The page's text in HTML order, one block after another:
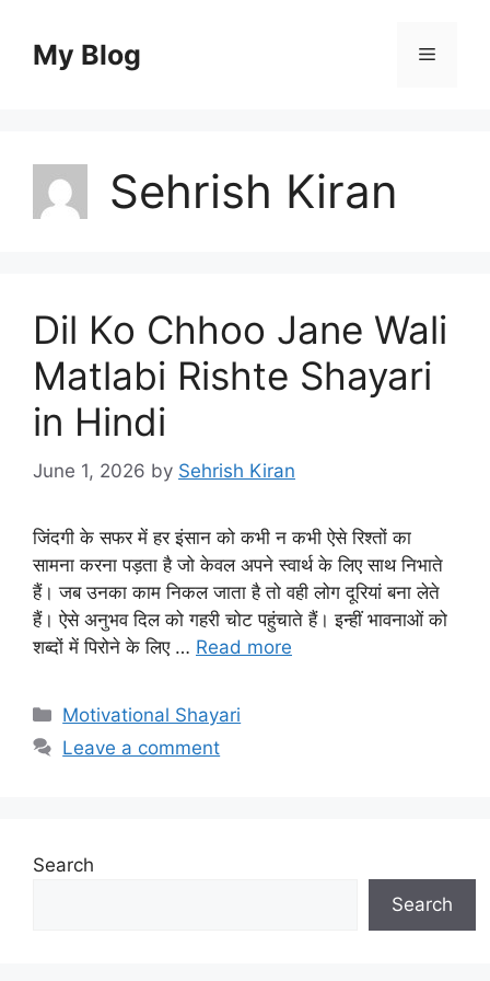
contentMy Blog Menu
Sehrish Kiran
Dil Ko Chhoo Jane Wali
Matlabi Rishte Shayari
in Hindi
June 1, 2026 by Sehrish Kiran
जिंदगी के सफर में हर इंसान को कभी न कभी ऐसे रिश्तों का
सामना करना पड़ता है जो केवल अपने स्वार्थ के लिए साथ निभाते
हैं। जब उनका काम निकल जाता है तो वही लोग दूरियां बना लेते
हैं। ऐसे अनुभव दिल को गहरी चोट पहुंचाते हैं। इन्हीं भावनाओं को
शब्दों में पिरोने के लिए … Read more
Categories
Motivational Shayari
Leave a comment
Search
Search